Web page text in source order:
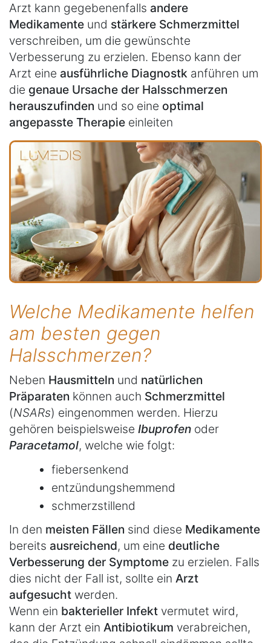
Arzt kann gegebenenfalls andere
Medikamente und stärkere Schmerzmittel
verschreiben, um die gewünschte
Verbesserung zu erzielen. Ebenso kann der
Arzt eine ausführliche Diagnostk anführen um
die genaue Ursache der Halsschmerzen
herauszufinden und so eine optimal
angepasste Therapie einleiten
Welche Medikamente helfen
am besten gegen
Halsschmerzen?
Neben Hausmitteln und natürlichen
Präparaten können auch Schmerzmittel
(NSARs) eingenommen werden. Hierzu
gehören beispielsweise Ibuprofen oder
Paracetamol, welche wie folgt:
fiebersenkend
entzündungshemmend
schmerzstillend
In den meisten Fällen sind diese Medikamente
bereits ausreichend, um eine deutliche
Verbesserung der Symptome zu erzielen. Falls
dies nicht der Fall ist, sollte ein Arzt
aufgesucht werden.
Wenn ein bakterieller Infekt vermutet wird,
kann der Arzt ein Antibiotikum verabreichen,